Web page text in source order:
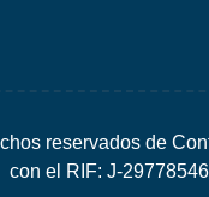
reservados de
con el RIF: J-